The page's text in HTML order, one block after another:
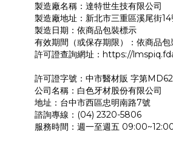
製造廠名稱：達特世生技有限公司
製造廠地址：新北市三重區溪尾街
製造日期：依商品包裝標示
有效期間（或保存期限）：依商品包
許可證查詢網址：https://
許可證字號：中市醫材販 字第
公司名稱：白色牙材股份有限公司
地址：台中市西區忠明南路7號
諮詢專線：(04) 2320-5806
服務時間：週一至週五